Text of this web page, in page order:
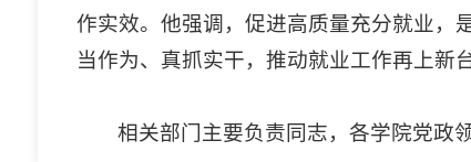
作实效。他强调，促进高质量充分就业，
当作为、真抓实干，推动就业工作再上新台
相关部门主要负责同志，各学院党政